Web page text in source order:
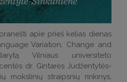
apie prieš kelias dienas
Variation, Change and
Vilniaus universiteto
dr. Gintarės Judžentytės-
mokslinių straipsnių rinkinys,